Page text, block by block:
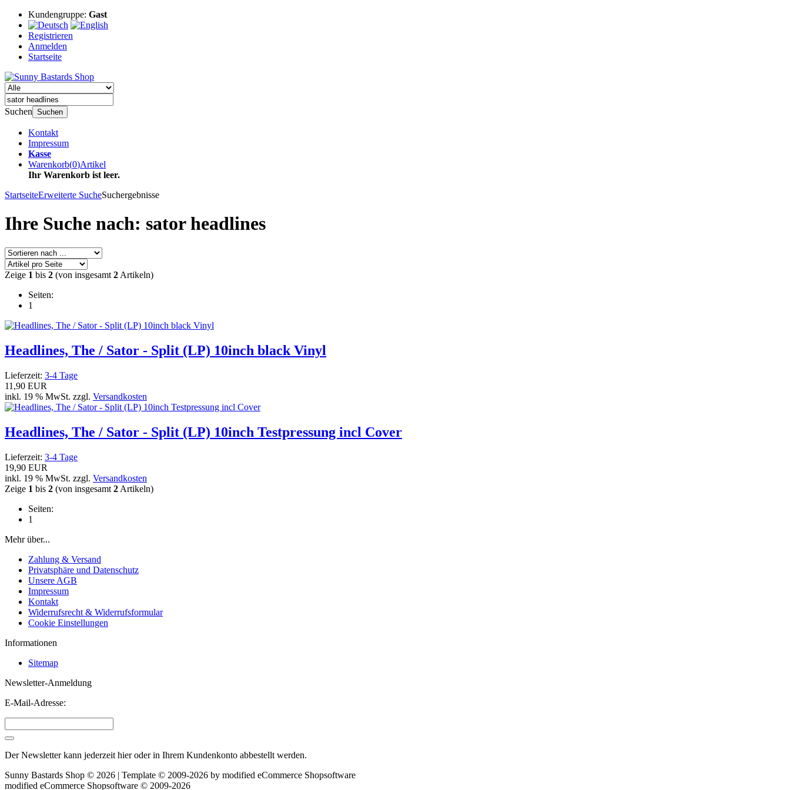
Kundengruppe: Gast
Registrieren
Anmelden
Startseite
Suchen Suchen
Kontakt
Impressum
Kasse
Warenkorb(0)Artikel
Ihr Warenkorb ist leer.
StartseiteErweiterte SucheSuchergebnisse
Ihre Suche nach: sator headlines
Zeige 1 bis 2 (von insgesamt 2 Artikeln)
Seiten:
1
Headlines, The / Sator - Split (LP) 10inch black Vinyl
Lieferzeit: 3-4 Tage
11,90 EUR
inkl. 19 % MwSt. zzgl. Versandkosten
Headlines, The / Sator - Split (LP) 10inch Testpressung incl Cover
Lieferzeit: 3-4 Tage
19,90 EUR
inkl. 19 % MwSt. zzgl. Versandkosten
Zeige 1 bis 2 (von insgesamt 2 Artikeln)
Seiten:
1
Mehr über...
Zahlung & Versand
Privatsphäre und Datenschutz
Unsere AGB
Impressum
Kontakt
Widerrufsrecht & Widerrufsformular
Cookie Einstellungen
Informationen
Sitemap
Newsletter-Anmeldung
E-Mail-Adresse:
Der Newsletter kann jederzeit hier oder in Ihrem Kundenkonto abbestellt werden.
Sunny Bastards Shop © 2026 | Template © 2009-2026 by modified eCommerce Shopsoftware
modified eCommerce Shopsoftware © 2009-2026